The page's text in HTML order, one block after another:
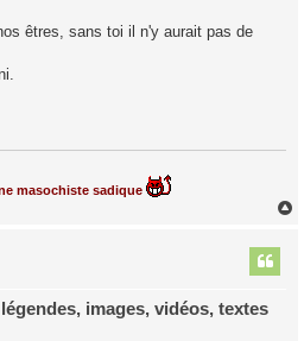
êtres, sans toi il n'y aurait pas de
masochiste sadique
images, vidéos, textes